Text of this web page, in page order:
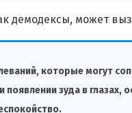
демодексы, может
которые могут
появлении зуда в